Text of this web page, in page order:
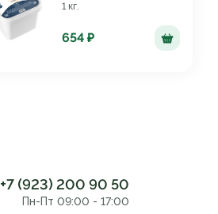
1 кг.
654 ₽
+7 (923) 200 90 50
Пн-Пт 09:00 - 17:00